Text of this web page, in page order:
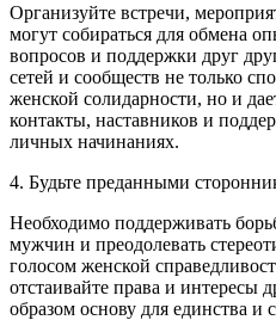
Организуйте встречи,
могут собираться для обмена
вопросов и поддержки друг
сетей и сообществ не только
женской солидарности, но и
контакты, наставников и
личных начинаниях.
4. Будьте преданными
Необходимо поддерживать
мужчин и преодолевать
голосом женской
отстаивайте права и интересы
образом основу для единства и